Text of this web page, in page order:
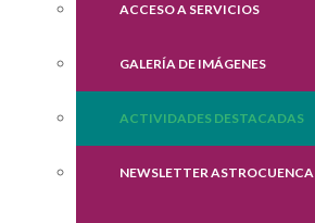
ACCESO A SERVICIOS
GALERÍA DE IMÁGENES
ACTIVIDADES DESTACADAS
NEWSLETTER ASTROCUENCA